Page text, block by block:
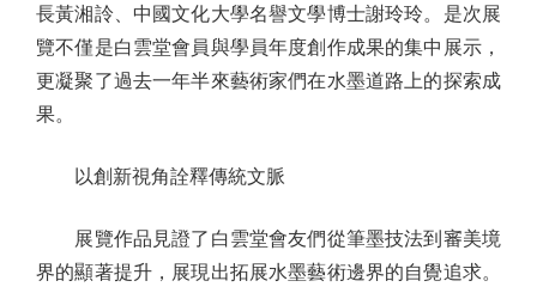
長黃湘詅、中國文化大學名譽文學博士謝玲玲。是次展
覽不僅是白雲堂會員與學員年度創作成果的集中展示，
更凝聚了過去一年半來藝術家們在水墨道路上的探索成
果。
以創新視角詮釋傳統文脈
展覽作品見證了白雲堂會友們從筆墨技法到審美境
界的顯著提升，展現出拓展水墨藝術邊界的自覺追求。